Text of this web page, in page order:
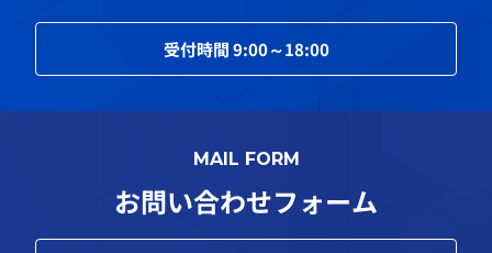
受付時間9:00～18:00
MAIL FORM
お問い合わせフォーム